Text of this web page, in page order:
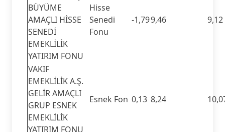
BÜYÜME
AMAÇLI HİSSE
SENEDİ
EMEKLİLİK
YATIRIM FONU
Hisse
Senedi
Fonu
-1,799,46 9,12
VAKIF
EMEKLİLİK A.Ş.
GELİR AMAÇLI
GRUP ESNEK
EMEKLİLİK
YATIRIM FONU
Esnek Fon 0,13 8,24